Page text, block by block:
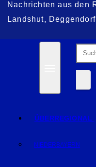
Nachrichten aus den
Landshut,
ÜBERREGIONAL
NIEDERBAYERN